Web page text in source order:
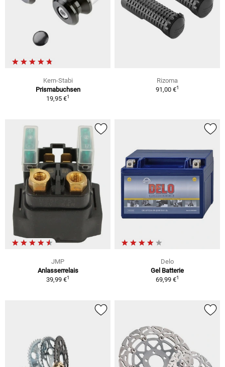
Kern-Stabi
Prismabuchsen
19,95 €1
Rizoma
91,00 €1
JMP
Anlasserrelais
39,99 €1
Delo
Gel Batterie
69,99 €1